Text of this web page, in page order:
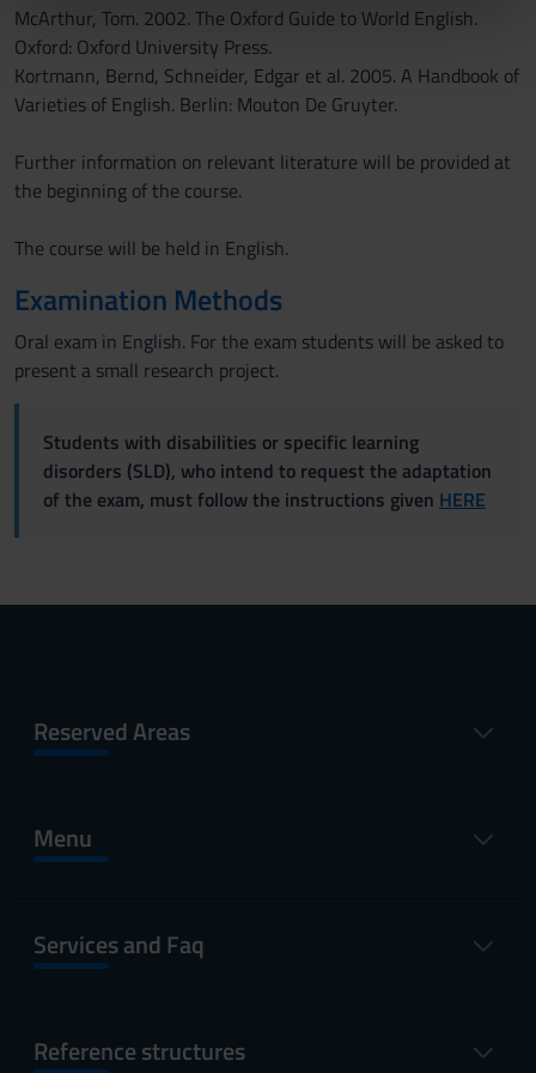
nostri partner che si occupano di analisi dei dati web,
pubblicità e social media, i quali potrebbero combinarle
con altre informazioni che hai fornito loro o che hanno
raccolto dal tuo utilizzo dei loro servizi.
McArthur, Tom. 2002. The Oxford Guide to World English.
Oxford: Oxford University Press.
Kortmann, Bernd, Schneider, Edgar et al. 2005. A Handbook of
Varieties of English. Berlin: Mouton De Gruyter.
Further information on relevant literature will be provided at
the beginning of the course.
The course will be held in English.
Examination Methods
Oral exam in English. For the exam students will be asked to
present a small research project.
Students with disabilities or specific learning
disorders (SLD), who intend to request the adaptation
of the exam, must follow the instructions given HERE
Reserved Areas
Menu
Services and Faq
Reference structures